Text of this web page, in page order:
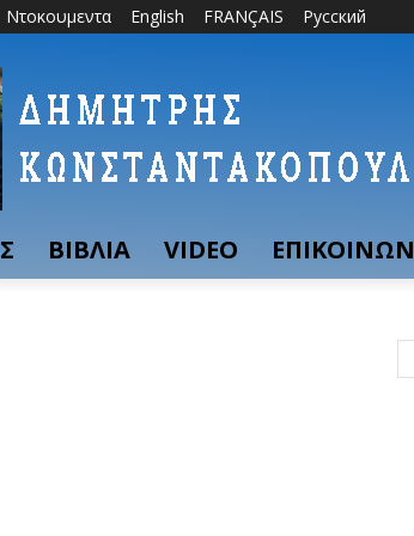
Ντοκουμεντα English FRANÇAIS Русский
ΒΙΒΛΙΑ VIDEO